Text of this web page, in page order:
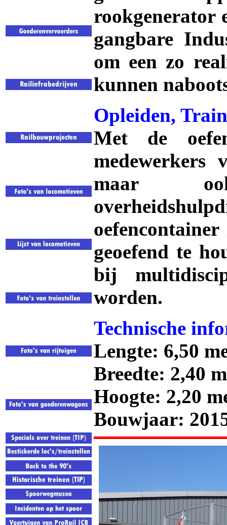
rookgenerator
gangbare
om een zo
kunnen
Opleiden,
Met de
medewerkers
maar
geoefend te
bij
worden.
Technische
Lengte: 6,50
Breedte: 2,40
Hoogte: 2,20
Bouwjaar: